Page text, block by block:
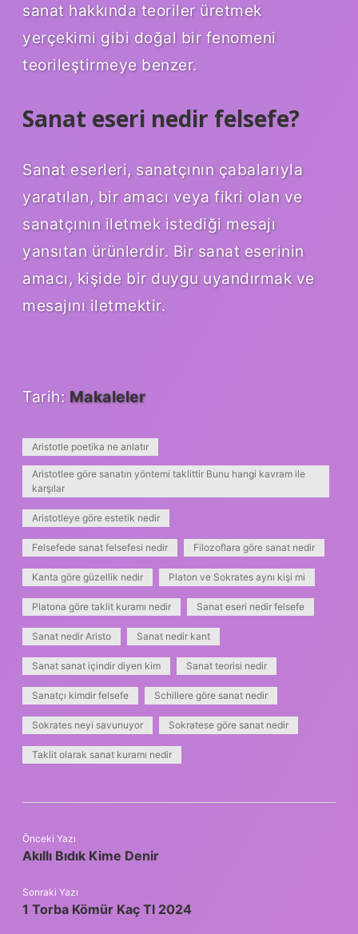
sanat hakkında teoriler üretmek
yerçekimi gibi doğal bir fenomeni
teorileştirmeye benzer.
Sanat eseri nedir felsefe?
Sanat eserleri, sanatçının çabalarıyla
yaratılan, bir amacı veya fikri olan ve
sanatçının iletmek istediği mesajı
yansıtan ürünlerdir. Bir sanat eserinin
amacı, kişide bir duygu uyandırmak ve
mesajını iletmektir.
Tarih: Makaleler
Aristotle poetika ne anlatır
Aristotlee göre sanatın yöntemi taklittir Bunu hangi kavram ile
karşılar
Aristotleye göre estetik nedir
Felsefede sanat felsefesi nedir Filozoflara göre sanat nedir
Kanta göre güzellik nedir Platon ve Sokrates aynı kişi mi
Platona göre taklit kuramı nedir Sanat eseri nedir felsefe
Sanat nedir Aristo Sanat nedir kant
Sanat sanat içindir diyen kim Sanat teorisi nedir
Sanatçı kimdir felsefe Schillere göre sanat nedir
Sokrates neyi savunuyor Sokratese göre sanat nedir
Taklit olarak sanat kuramı nedir
Önceki Yazı
Akıllı Bıdık Kime Denir
Sonraki Yazı
1 Torba Kömür Kaç Tl 2024